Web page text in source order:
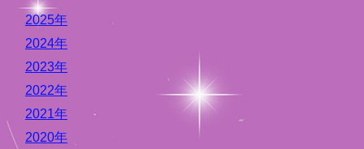
2025年
2024年
2023年
2022年
2021年
2020年